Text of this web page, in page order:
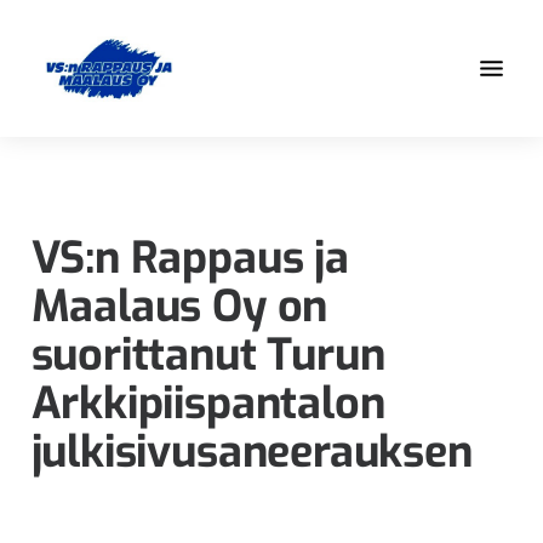
pääsisältöön
alatunnisteeseen
ja
Maalaus
Oy
Yhtiöt
-
konsernia,
ammattitaito
pohjautuu
jo
vuonna
VS:n Rappaus ja
Maalaus Oy on
suorittanut Turun
Arkkipiispantalon
julkisivusaneerauksen